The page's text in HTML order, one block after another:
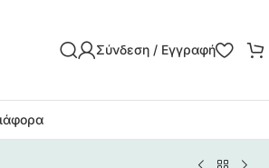
Σύνδεση / Εγγραφή